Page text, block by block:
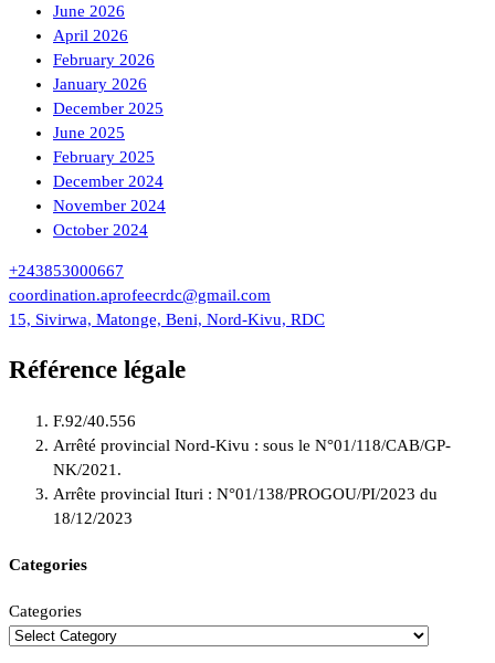
June 2026
April 2026
February 2026
January 2026
December 2025
June 2025
February 2025
December 2024
November 2024
October 2024
+243853000667
coordination.aprofeecrdc@gmail.com
15, Sivirwa, Matonge, Beni, Nord-Kivu, RDC
Référence légale
F.92/40.556
Arrêté provincial Nord-Kivu : sous le N°01/118/CAB/GP-
NK/2021.
Arrête provincial Ituri : N°01/138/PROGOU/PI/2023 du
18/12/2023
Categories
Categories